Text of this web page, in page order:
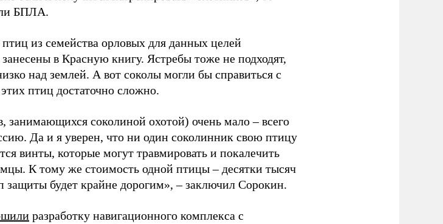
БПЛА.
из семейства орловых для данных целей
занесены в Красную книгу. Ястребы тоже не подходят,
над землей. А вот соколы могли бы справиться с
птиц достаточно сложно.
занимающихся соколиной охотой) очень мало – всего
Да и я уверен, что ни один соколинник свою птицу
винты, которые могут травмировать и покалечить
К тому же стоимость одной птицы – десятки тысяч
защиты будет крайне дорогим», – заключил Сорокин.
разработку навигационного комплекса с